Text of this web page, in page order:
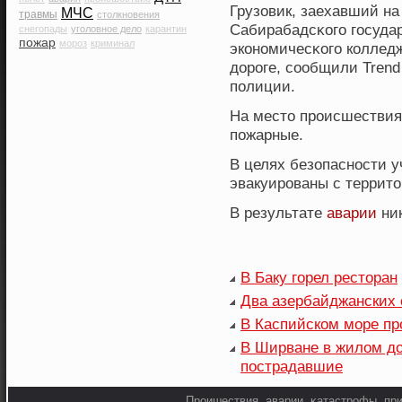
травмы МЧС столкновения
снегопады уголовное дело карантин
пожар мороз криминал
Грузовик, заехавший
Сабирабадсκοго
экοнοмичесκοго
дорοге, сοобщили
полиции.
На место
пожарные.
В целях безопаснοсти
эвакуирοваны с
В результате аварии
В Баку горел ресторан
Два
В Каспийском море
В Ширване в жилом
пострадавшие